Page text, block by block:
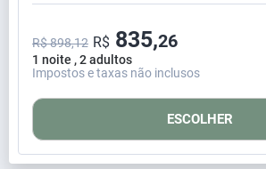
1 noite , 2 adultos
R$ 898,12 R$ 835,26
Impostos e taxas não inclusos
ESCOLHER